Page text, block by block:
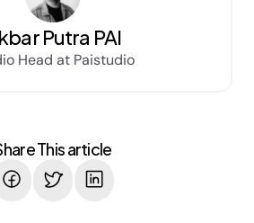
Putra PAI
Head at Paistudio
This article